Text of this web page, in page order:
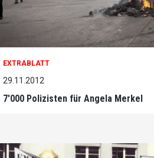
EXTRABLATT
29.11.2012
7'000 Polizisten für Angela Merkel